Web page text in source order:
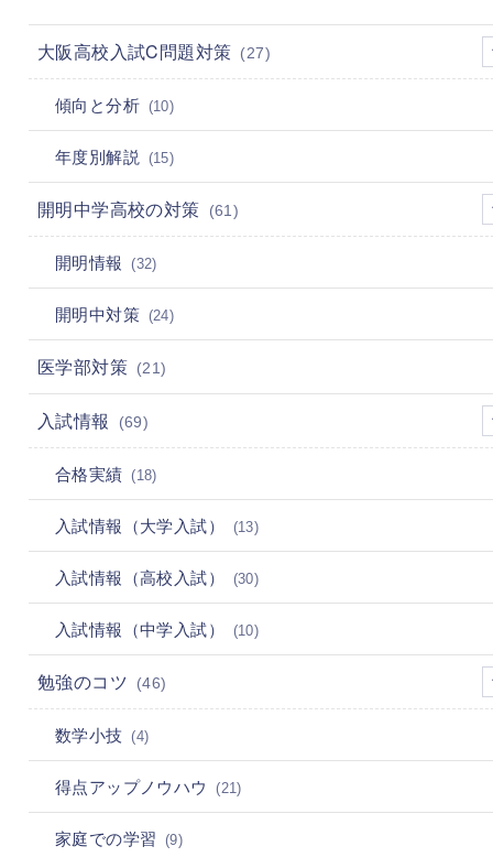
大阪高校入試C問題対策 (27)
傾向と分析 (10)
年度別解説 (15)
開明中学高校の対策 (61)
開明情報 (32)
開明中対策 (24)
医学部対策 (21)
入試情報 (69)
合格実績 (18)
入試情報（大学入試） (13)
入試情報（高校入試） (30)
入試情報（中学入試） (10)
勉強のコツ (46)
数学小技 (4)
得点アップノウハウ (21)
家庭での学習 (9)